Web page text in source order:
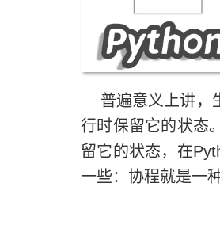
普遍意义上讲，
行时保留它的状态
留它的状态，在
一些：协程就是一